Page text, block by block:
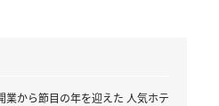
業から節目の年を迎えた 人気ホテ